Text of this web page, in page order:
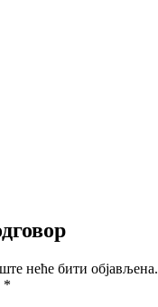
неће бити објављена.
*